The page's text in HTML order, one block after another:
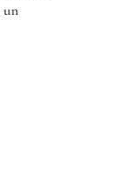
un